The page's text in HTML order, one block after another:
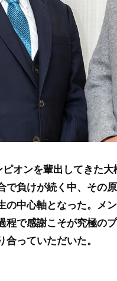
オンを輩出してきた
負けが続く中、その
中心軸となった。メ
で感謝こそが究極の
っていただいた。